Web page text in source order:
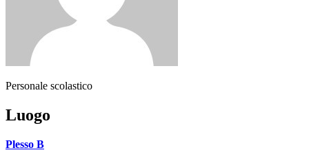
Personale scolastico
Luogo
Plesso B